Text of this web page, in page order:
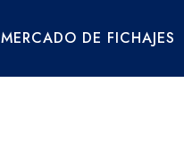
MERCADO DE FICHAJES